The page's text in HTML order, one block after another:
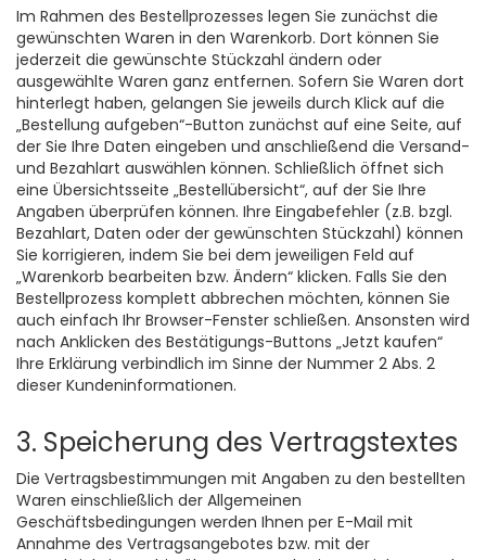
Im Rahmen des Bestellprozesses legen Sie zunächst die
gewünschten Waren in den Warenkorb. Dort können Sie
jederzeit die gewünschte Stückzahl ändern oder
ausgewählte Waren ganz entfernen. Sofern Sie Waren dort
hinterlegt haben, gelangen Sie jeweils durch Klick auf die
„Bestellung aufgeben“-Button zunächst auf eine Seite, auf
der Sie Ihre Daten eingeben und anschließend die Versand-
und Bezahlart auswählen können. Schließlich öffnet sich
eine Übersichtsseite „Bestellübersicht“, auf der Sie Ihre
Angaben überprüfen können. Ihre Eingabefehler (z.B. bzgl.
Bezahlart, Daten oder der gewünschten Stückzahl) können
Sie korrigieren, indem Sie bei dem jeweiligen Feld auf
„Warenkorb bearbeiten bzw. Ändern“ klicken. Falls Sie den
Bestellprozess komplett abbrechen möchten, können Sie
auch einfach Ihr Browser-Fenster schließen. Ansonsten wird
nach Anklicken des Bestätigungs-Buttons „Jetzt kaufen“
Ihre Erklärung verbindlich im Sinne der Nummer 2 Abs. 2
dieser Kundeninformationen.
3. Speicherung des Vertragstextes
Die Vertragsbestimmungen mit Angaben zu den bestellten
Waren einschließlich der Allgemeinen
Geschäftsbedingungen werden Ihnen per E-Mail mit
Annahme des Vertragsangebotes bzw. mit der